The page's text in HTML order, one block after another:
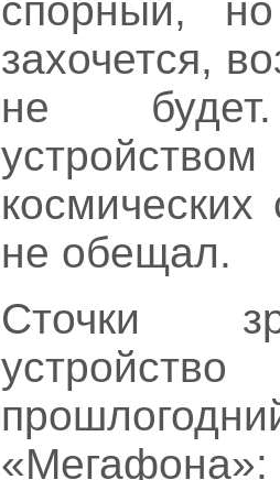
спорный,
захочется,
не будет.
космических
не обещал.
Сточки